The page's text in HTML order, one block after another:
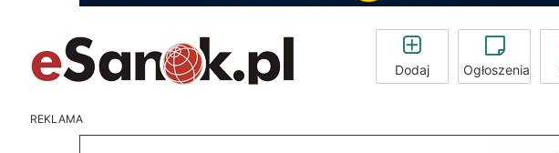
Dodaj Ogłoszenia
REKLAMA